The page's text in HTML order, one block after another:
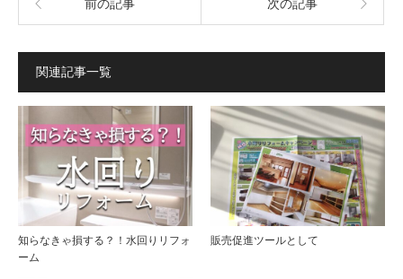
前の記事 次の記事
関連記事一覧
知らなきゃ損する？！水回りリフォ
ーム
販売促進ツールとして